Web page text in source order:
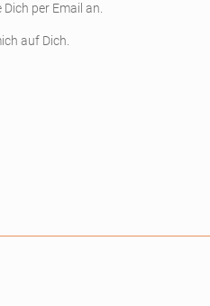
Dich per Email an.
auf Dich.